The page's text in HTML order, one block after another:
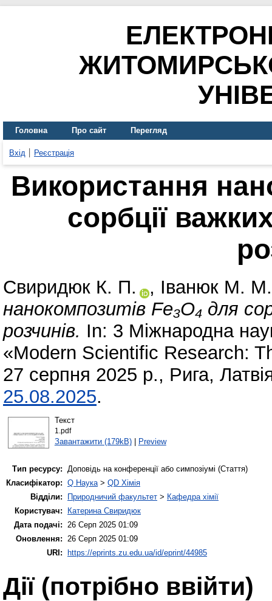
Головна Про сайт Перегляд
Вхід Реєстрація
Використання
сорбції
Свиридюк К. П. , Іванюк М. М.
нанокомпозитів Fe₃O₄ для
розчинів. In: 3 Міжнародна
«Modern Scientific Research:
27 серпня 2025 р., Рига,
25.08.2025.
Текст
1.pdf
Завантажити (179kB)| Preview
Тип ресурсу: Доповідь на конференції або симпозіумі (Стаття)
Класифікатор: Q Наука> QD Хімія
Відділи:
Природничий факультет > Кафедра хімії
Користувач:
Катерина Свиридюк
Дата подачі: 26 Серп 2025 01:09
Оновлення: 26 Серп 2025 01:09
URI:
https://eprints.zu.edu.ua/id/eprint/44985
Дії ​​(потрібно ввійти)